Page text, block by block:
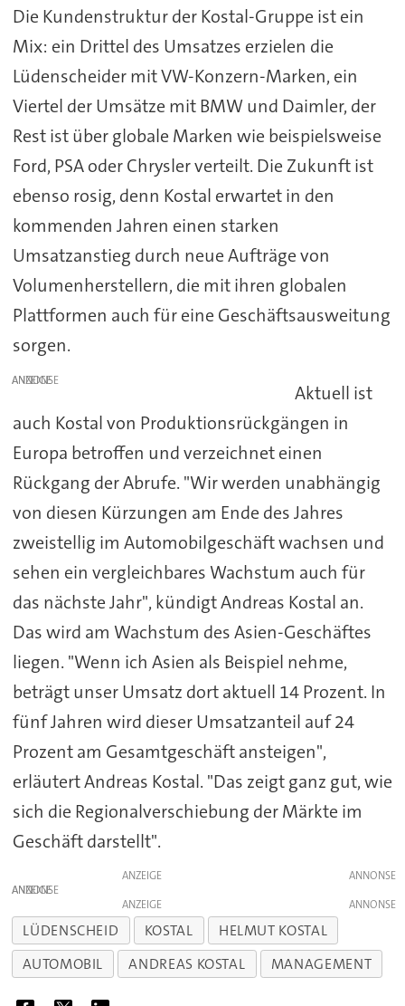
Die Kundenstruktur der Kostal-Gruppe ist ein
Mix: ein Drittel des Umsatzes erzielen die
Lüdenscheider mit VW-Konzern-Marken, ein
Viertel der Umsätze mit BMW und Daimler, der
Rest ist über globale Marken wie beispielsweise
Ford, PSA oder Chrysler verteilt. Die Zukunft ist
ebenso rosig, denn Kostal erwartet in den
kommenden Jahren einen starken
Umsatzanstieg durch neue Aufträge von
Volumenherstellern, die mit ihren globalen
Plattformen auch für eine Geschäftsausweitung
sorgen.
ANZEIGE
Aktuell ist
auch Kostal von Produktionsrückgängen in
Europa betroffen und verzeichnet einen
Rückgang der Abrufe. "Wir werden unabhängig
von diesen Kürzungen am Ende des Jahres
zweistellig im Automobilgeschäft wachsen und
sehen ein vergleichbares Wachstum auch für
das nächste Jahr", kündigt Andreas Kostal an.
Das wird am Wachstum des Asien-Geschäftes
liegen. "Wenn ich Asien als Beispiel nehme,
beträgt unser Umsatz dort aktuell 14 Prozent. In
fünf Jahren wird dieser Umsatzanteil auf 24
Prozent am Gesamtgeschäft ansteigen",
erläutert Andreas Kostal. "Das zeigt ganz gut, wie
sich die Regionalverschiebung der Märkte im
Geschäft darstellt".
ANZEIGE
ANZEIGE
ANZEIGE
LÜDENSCHEID KOSTAL
HELMUT KOSTAL
AUTOMOBIL
ANDREAS KOSTAL MANAGEMENT